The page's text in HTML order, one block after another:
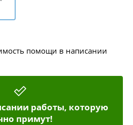
помощи в написании
работы, которую
примут!